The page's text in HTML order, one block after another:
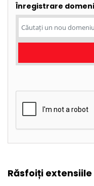
Înregistrare
Răsfoiți